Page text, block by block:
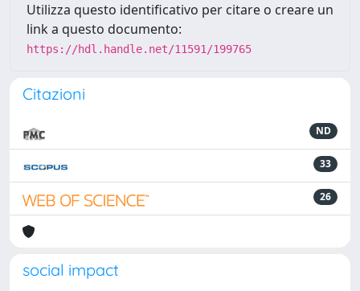
Utilizza questo identificativo per citare o creare un
link a questo documento:
https://hdl.handle.net/11591/199765
Citazioni
ND
33
26
social impact